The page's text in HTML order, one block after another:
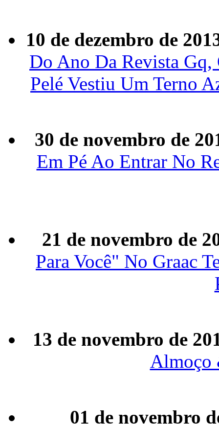
10 de dezembro de
Do Ano Da Revista
Pelé Vestiu Um Terno
30 de novembro de
Em Pé Ao Entrar No
21 de novembro de
Para Você" No Graac
13 de novembro de
Almoço
01 de novembro